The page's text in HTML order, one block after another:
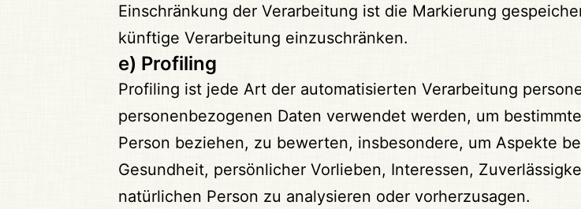
Einschränkung der Verarbeitung ist die Markierung
künftige Verarbeitung einzuschränken.
e) Profiling
Profiling ist jede Art der automatisierten Verarbeitung
personenbezogenen Daten verwendet werden, um
Person beziehen, zu bewerten, insbesondere, um Aspekte
Gesundheit, persönlicher Vorlieben, Interessen,
natürlichen Person zu analysieren oder vorherzusagen.